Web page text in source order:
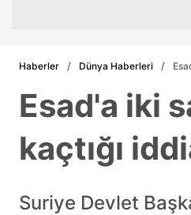
Haberler Dünya Haberleri
Esad'a iki
kaçtığı
Suriye Devlet